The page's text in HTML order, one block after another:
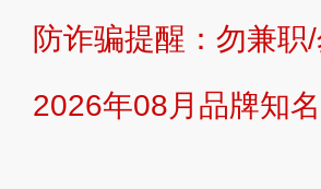
提交说明： 快速提交
防诈骗提醒：勿兼
2026年08月品牌知